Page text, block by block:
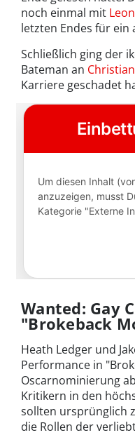
noch einmal mit
letzten Endes für ein
Schließlich ging der
Bateman an
Karriere geschadet
Wanted: Gay
"Brokeback
Heath Ledger und
Performance in
Oscarnominierung
Kritikern in den
sollten ursprünglich
die Rollen der